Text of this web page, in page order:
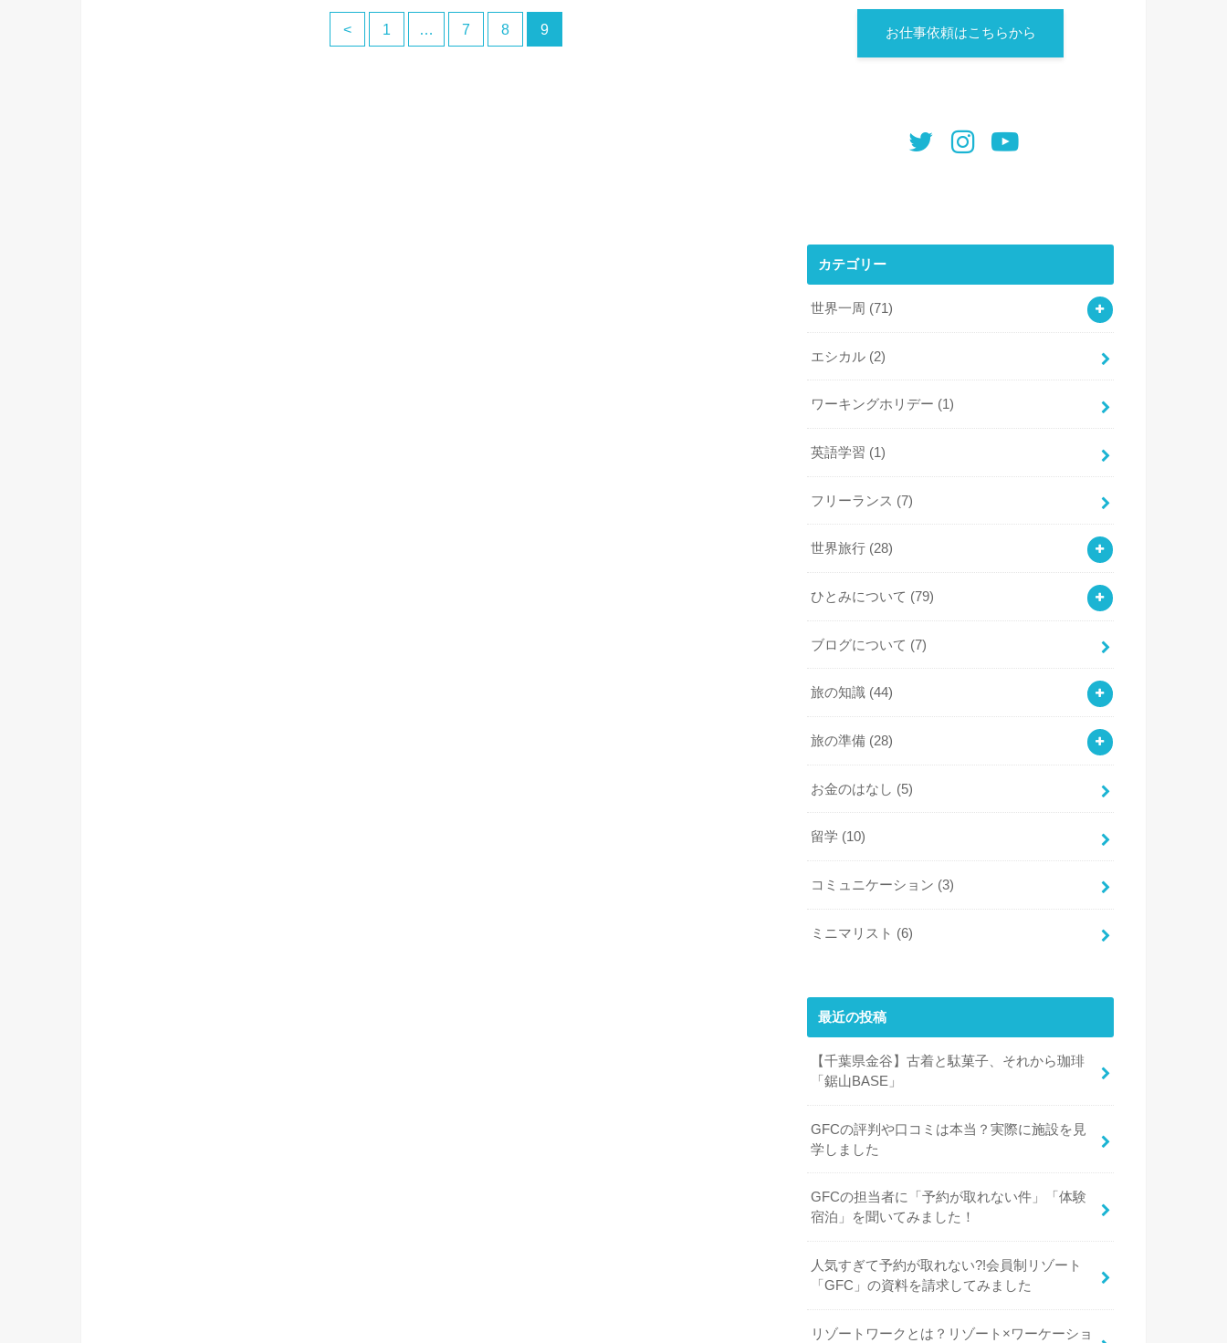
< 1 … 7 8 9 お仕事依頼はこちらから
カテゴリー
世界一周 (71)
エシカル (2)
ワーキングホリデー (1)
英語学習 (1)
フリーランス (7)
世界旅行 (28)
ひとみについて (79)
ブログについて (7)
旅の知識 (44)
旅の準備 (28)
お金のはなし (5)
留学 (10)
コミュニケーション (3)
ミニマリスト (6)
最近の投稿
【千葉県金谷】古着と駄菓子、それから珈琲
「鋸山BASE」
GFCの評判や口コミは本当？実際に施設を見
学しました
GFCの担当者に「予約が取れない件」「体験
宿泊」を聞いてみました！
人気すぎて予約が取れない?!会員制リゾート
「GFC」の資料を請求してみました
リゾートワークとは？リゾート×ワーケーショ